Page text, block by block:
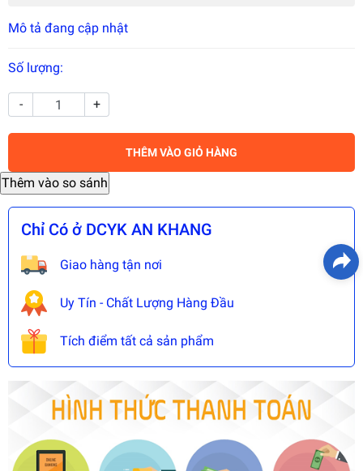
Mô tả đang cập nhật
Số lượng:
- +
THÊM VÀO GIỎ HÀNG
Chỉ Có ở DCYK AN KHANG
Giao hàng tận nơi
Uy Tín - Chất Lượng Hàng Đầu
Tích điểm tất cả sản phẩm